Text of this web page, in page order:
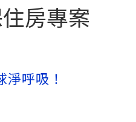
房專案
呼吸！